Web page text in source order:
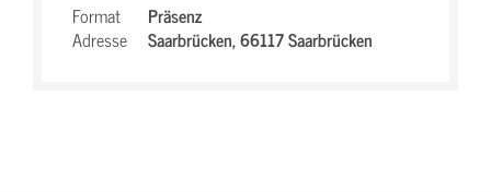
Format
Präsenz
Adresse
Saarbrücken,66117 Saarbrücken